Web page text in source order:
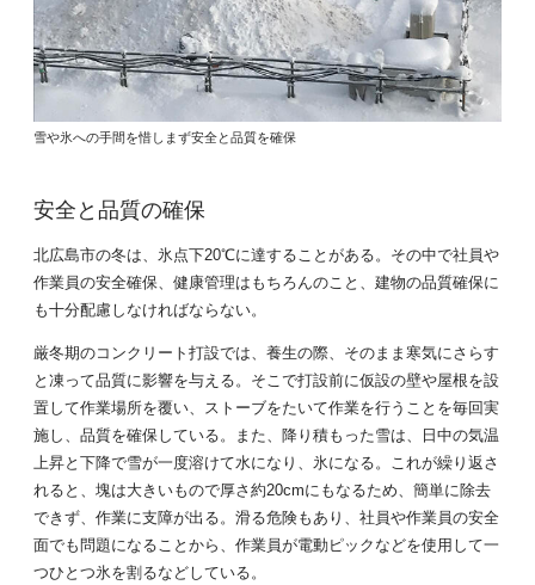
雪や氷への手間を惜しまず安全と品質を確保
安全と品質の確保
北広島市の冬は、氷点下20℃に達することがある。その中で社員や
作業員の安全確保、健康管理はもちろんのこと、建物の品質確保に
も十分配慮しなければならない。
厳冬期のコンクリート打設では、養生の際、そのまま寒気にさらす
と凍って品質に影響を与える。そこで打設前に仮設の壁や屋根を設
置して作業場所を覆い、ストーブをたいて作業を行うことを毎回実
施し、品質を確保している。また、降り積もった雪は、日中の気温
上昇と下降で雪が一度溶けて水になり、氷になる。これが繰り返さ
れると、塊は大きいもので厚さ約20cmにもなるため、簡単に除去
できず、作業に支障が出る。滑る危険もあり、社員や作業員の安全
面でも問題になることから、作業員が電動ピックなどを使用して一
つひとつ氷を割るなどしている。